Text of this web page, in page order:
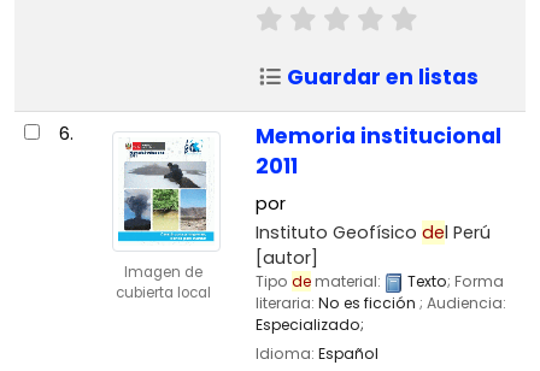
Guardar en listas
6.
Imagen de
cubierta local
Memoria institucional
2011
por
Instituto Geofísico del Perú
[autor]
Tipo dematerial: Texto; Forma
literaria: No es ficción ; Audiencia:
Especializado;
Idioma: Español